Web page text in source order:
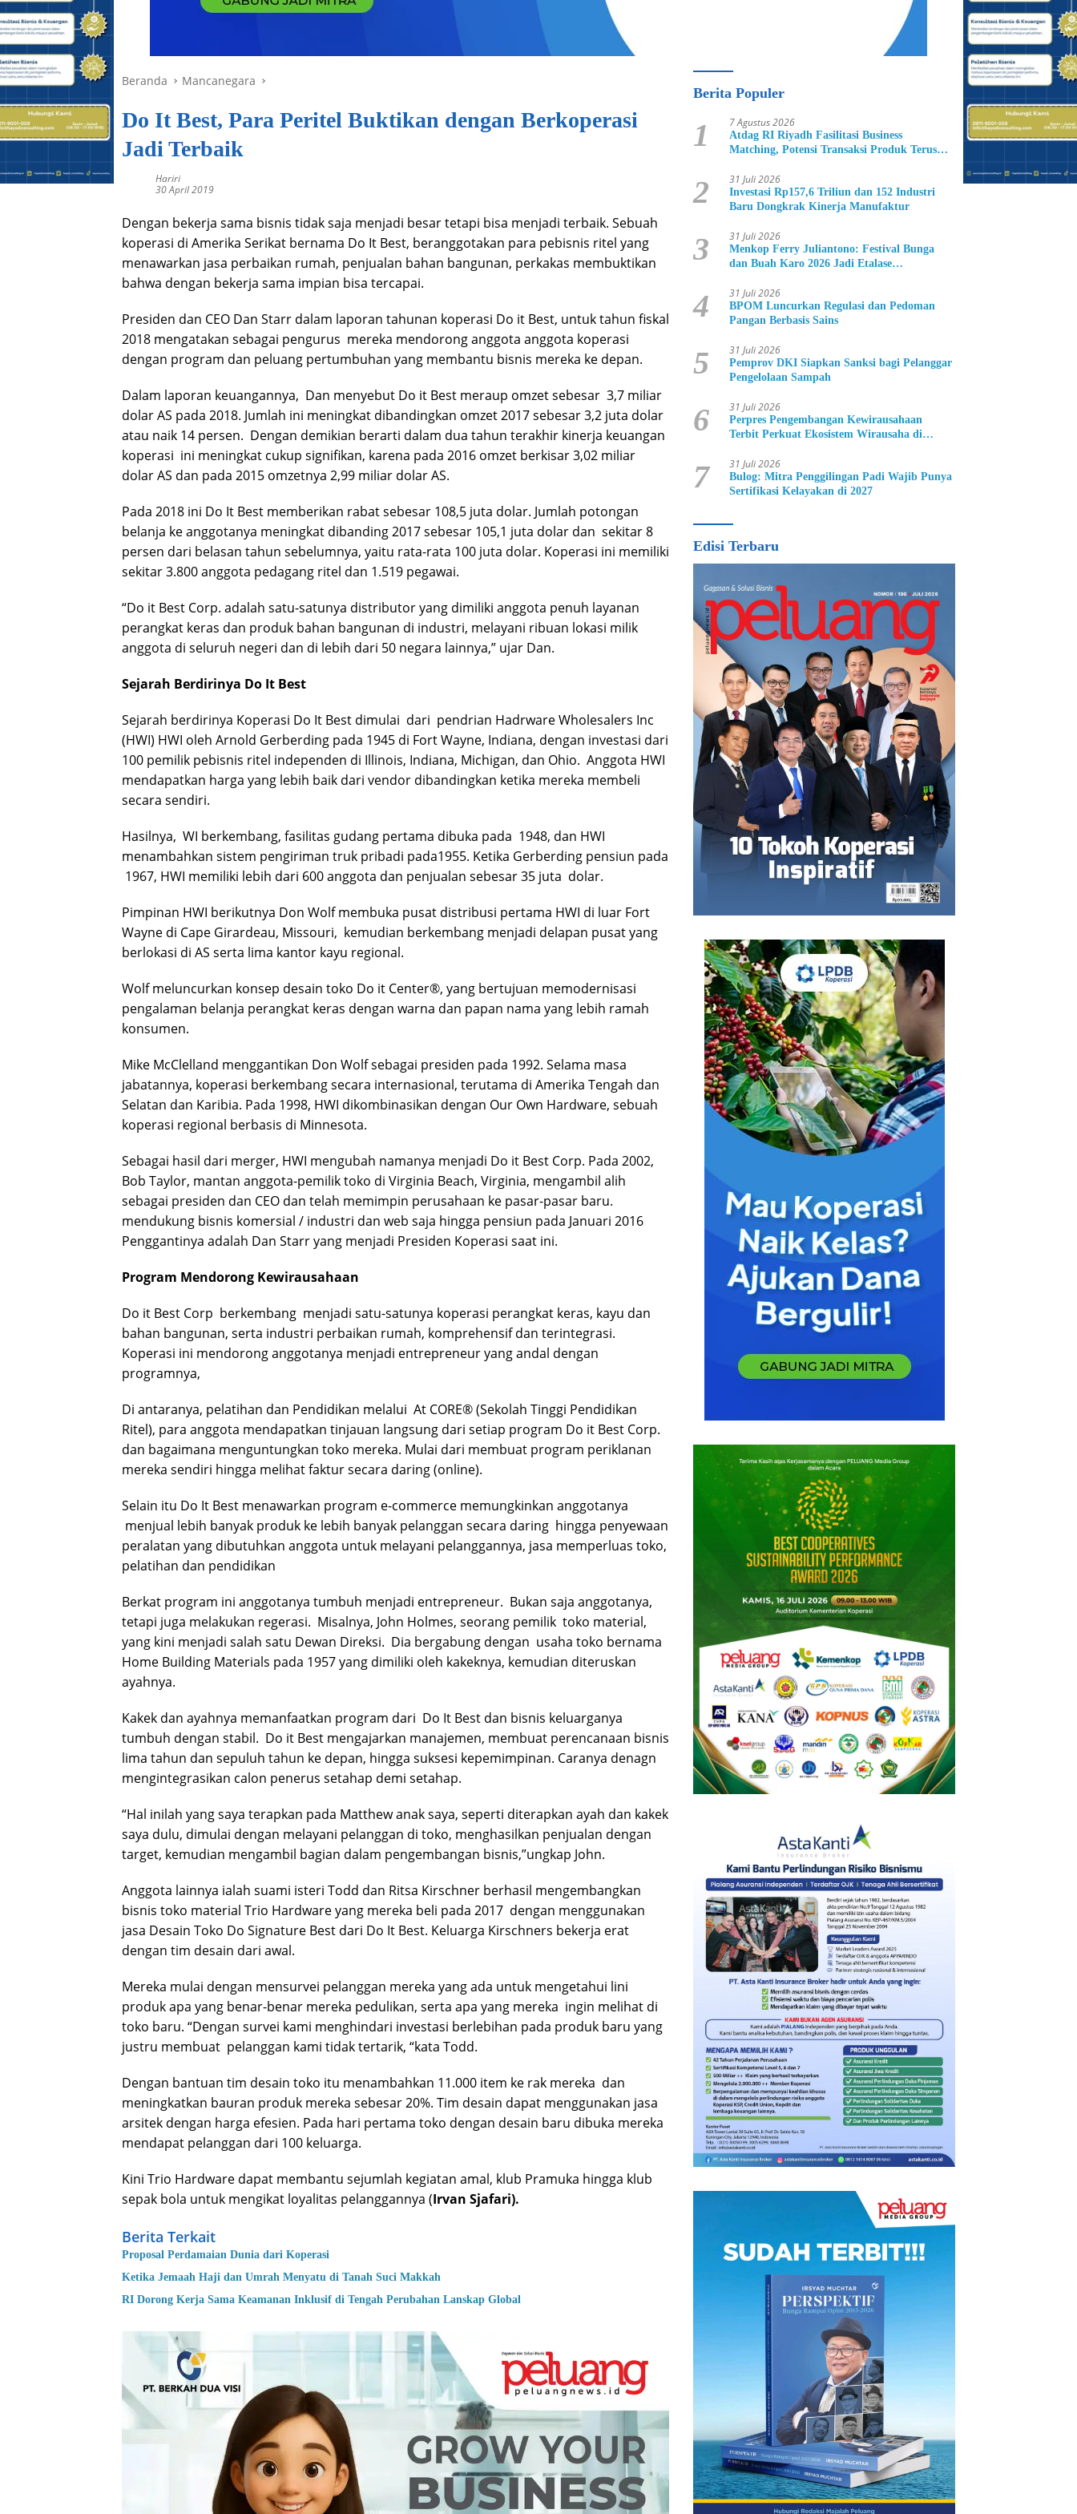
Beranda Mancanegara
Do It Best, Para Peritel Buktikan dengan Berkoperasi
Jadi Terbaik
Hariri
30 April 2019
Dengan bekerja sama bisnis tidak saja menjadi besar tetapi bisa menjadi terbaik. Sebuah
koperasi di Amerika Serikat bernama Do It Best, beranggotakan para pebisnis ritel yang
menawarkan jasa perbaikan rumah, penjualan bahan bangunan, perkakas membuktikan
bahwa dengan bekerja sama impian bisa tercapai.
Presiden dan CEO Dan Starr dalam laporan tahunan koperasi Do it Best, untuk tahun fiskal
2018 mengatakan sebagai pengurus mereka mendorong anggota anggota koperasi
dengan program dan peluang pertumbuhan yang membantu bisnis mereka ke depan.
Dalam laporan keuangannya, Dan menyebut Do it Best meraup omzet sebesar 3,7 miliar
dolar AS pada 2018. Jumlah ini meningkat dibandingkan omzet 2017 sebesar 3,2 juta dolar
atau naik 14 persen. Dengan demikian berarti dalam dua tahun terakhir kinerja keuangan
koperasi ini meningkat cukup signifikan, karena pada 2016 omzet berkisar 3,02 miliar
dolar AS dan pada 2015 omzetnya 2,99 miliar dolar AS.
Pada 2018 ini Do It Best memberikan rabat sebesar 108,5 juta dolar. Jumlah potongan
belanja ke anggotanya meningkat dibanding 2017 sebesar 105,1 juta dolar dan sekitar 8
persen dari belasan tahun sebelumnya, yaitu rata-rata 100 juta dolar. Koperasi ini memiliki
sekitar 3.800 anggota pedagang ritel dan 1.519 pegawai.
“Do it Best Corp. adalah satu-satunya distributor yang dimiliki anggota penuh layanan
perangkat keras dan produk bahan bangunan di industri, melayani ribuan lokasi milik
anggota di seluruh negeri dan di lebih dari 50 negara lainnya,” ujar Dan.
Sejarah Berdirinya Do It Best
Sejarah berdirinya Koperasi Do It Best dimulai dari pendrian Hadrware Wholesalers Inc
(HWI) HWI oleh Arnold Gerberding pada 1945 di Fort Wayne, Indiana, dengan investasi dari
100 pemilik pebisnis ritel independen di Illinois, Indiana, Michigan, dan Ohio. Anggota HWI
mendapatkan harga yang lebih baik dari vendor dibandingkan ketika mereka membeli
secara sendiri.
Hasilnya, WI berkembang, fasilitas gudang pertama dibuka pada 1948, dan HWI
menambahkan sistem pengiriman truk pribadi pada1955. Ketika Gerberding pensiun pada
1967, HWI memiliki lebih dari 600 anggota dan penjualan sebesar 35 juta dolar.
Pimpinan HWI berikutnya Don Wolf membuka pusat distribusi pertama HWI di luar Fort
Wayne di Cape Girardeau, Missouri, kemudian berkembang menjadi delapan pusat yang
berlokasi di AS serta lima kantor kayu regional.
Wolf meluncurkan konsep desain toko Do it Center®, yang bertujuan memodernisasi
pengalaman belanja perangkat keras dengan warna dan papan nama yang lebih ramah
konsumen.
Mike McClelland menggantikan Don Wolf sebagai presiden pada 1992. Selama masa
jabatannya, koperasi berkembang secara internasional, terutama di Amerika Tengah dan
Selatan dan Karibia. Pada 1998, HWI dikombinasikan dengan Our Own Hardware, sebuah
koperasi regional berbasis di Minnesota.
Sebagai hasil dari merger, HWI mengubah namanya menjadi Do it Best Corp. Pada 2002,
Bob Taylor, mantan anggota-pemilik toko di Virginia Beach, Virginia, mengambil alih
sebagai presiden dan CEO dan telah memimpin perusahaan ke pasar-pasar baru.
mendukung bisnis komersial / industri dan web saja hingga pensiun pada Januari 2016
Penggantinya adalah Dan Starr yang menjadi Presiden Koperasi saat ini.
Program Mendorong Kewirausahaan
Do it Best Corp berkembang menjadi satu-satunya koperasi perangkat keras, kayu dan
bahan bangunan, serta industri perbaikan rumah, komprehensif dan terintegrasi.
Koperasi ini mendorong anggotanya menjadi entrepreneur yang andal dengan
programnya,
Di antaranya, pelatihan dan Pendidikan melalui At CORE® (Sekolah Tinggi Pendidikan
Ritel), para anggota mendapatkan tinjauan langsung dari setiap program Do it Best Corp.
dan bagaimana menguntungkan toko mereka. Mulai dari membuat program periklanan
mereka sendiri hingga melihat faktur secara daring (online).
Selain itu Do It Best menawarkan program e-commerce memungkinkan anggotanya
menjual lebih banyak produk ke lebih banyak pelanggan secara daring hingga penyewaan
peralatan yang dibutuhkan anggota untuk melayani pelanggannya, jasa memperluas toko,
pelatihan dan pendidikan
Berkat program ini anggotanya tumbuh menjadi entrepreneur. Bukan saja anggotanya,
tetapi juga melakukan regerasi. Misalnya, John Holmes, seorang pemilik toko material,
yang kini menjadi salah satu Dewan Direksi. Dia bergabung dengan usaha toko bernama
Home Building Materials pada 1957 yang dimiliki oleh kakeknya, kemudian diteruskan
ayahnya.
Kakek dan ayahnya memanfaatkan program dari Do It Best dan bisnis keluarganya
tumbuh dengan stabil. Do it Best mengajarkan manajemen, membuat perencanaan bisnis
lima tahun dan sepuluh tahun ke depan, hingga suksesi kepemimpinan. Caranya denagn
mengintegrasikan calon penerus setahap demi setahap.
“Hal inilah yang saya terapkan pada Matthew anak saya, seperti diterapkan ayah dan kakek
saya dulu, dimulai dengan melayani pelanggan di toko, menghasilkan penjualan dengan
target, kemudian mengambil bagian dalam pengembangan bisnis,”ungkap John.
Anggota lainnya ialah suami isteri Todd dan Ritsa Kirschner berhasil mengembangkan
bisnis toko material Trio Hardware yang mereka beli pada 2017 dengan menggunakan
jasa Desain Toko Do Signature Best dari Do It Best. Keluarga Kirschners bekerja erat
dengan tim desain dari awal.
Mereka mulai dengan mensurvei pelanggan mereka yang ada untuk mengetahui lini
produk apa yang benar-benar mereka pedulikan, serta apa yang mereka ingin melihat di
toko baru. “Dengan survei kami menghindari investasi berlebihan pada produk baru yang
justru membuat pelanggan kami tidak tertarik, “kata Todd.
Dengan bantuan tim desain toko itu menambahkan 11.000 item ke rak mereka dan
meningkatkan bauran produk mereka sebesar 20%. Tim desain dapat menggunakan jasa
arsitek dengan harga efesien. Pada hari pertama toko dengan desain baru dibuka mereka
mendapat pelanggan dari 100 keluarga.
Kini Trio Hardware dapat membantu sejumlah kegiatan amal, klub Pramuka hingga klub
sepak bola untuk mengikat loyalitas pelanggannya (Irvan Sjafari).
Berita Terkait
Proposal Perdamaian Dunia dari Koperasi
Ketika Jemaah Haji dan Umrah Menyatu di Tanah Suci Makkah
RI Dorong Kerja Sama Keamanan Inklusif di Tengah Perubahan Lanskap Global
Berita Populer
1 7 Agustus 2026
Atdag RI Riyadh Fasilitasi Business
Matching, Potensi Transaksi Produk Terus
2 31 Juli 2026
Investasi Rp157,6 Triliun dan 152 Industri
Baru Dongkrak Kinerja Manufaktur
3 31 Juli 2026
Menkop Ferry Juliantono: Festival Bunga
dan Buah Karo 2026 Jadi Etalase
4 31 Juli 2026
BPOM Luncurkan Regulasi dan Pedoman
Pangan Berbasis Sains
5 31 Juli 2026
Pemprov DKI Siapkan Sanksi bagi Pelanggar
Pengelolaan Sampah
6 31 Juli 2026
Perpres Pengembangan Kewirausahaan
Terbit Perkuat Ekosistem Wirausaha di
7 31 Juli 2026
Bulog: Mitra Penggilingan Padi Wajib Punya
Sertifikasi Kelayakan di 2027
Edisi Terbaru